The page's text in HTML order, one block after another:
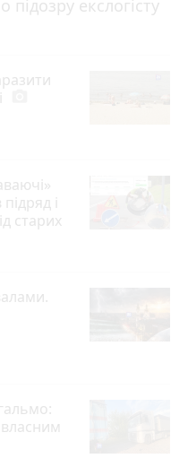
екслогісту
і
старих
власним